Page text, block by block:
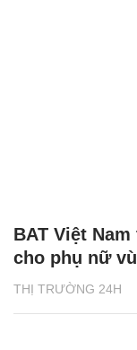
THỊ TRƯỜNG 24H
BAT Việt
cho phụ nữ